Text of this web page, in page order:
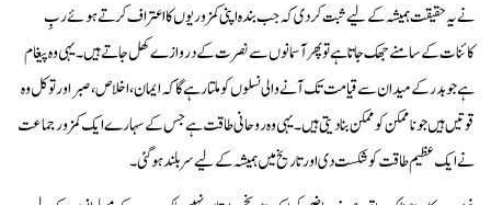
نے یہ حقیقت ہمیشہ کے لیے ثبت کر دی کہ جب بندہ اپنی کمزوریوں کا اعتراف کرتے ہوئے ربِ
کائنات کے سامنے جھک جاتا ہے تو پھر آسمانوں سے نصرت کے دروازے کھل جاتے ہیں۔ یہی وہ پیغام
ہے جو بدر کے میدان سے قیامت تک آنے والی نسلوں کو ملتا رہے گا کہ ایمان، اخلاص، صبر اور توکل وہ
قوتیں ہیں جو ناممکن کو ممکن بنا دیتی ہیں۔ یہی وہ روحانی طاقت ہے جس کے سہارے ایک کمزور جماعت
نے ایک عظیم طاقت کو شکست دی اور تاریخ میں ہمیشہ کے لیے سربلند ہو گئی۔